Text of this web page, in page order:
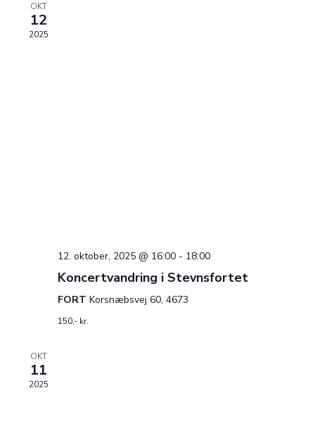
OKT
12
2025
12. oktober, 2025 @ 16:00- 18:00
Koncertvandring i Stevnsfortet
FORT Korsnæbsvej 60, 4673
150,- kr.
OKT
11
2025